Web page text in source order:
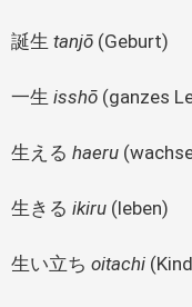
誕生 tanjō (Geburt)
一生 isshō (ganzes
生える haeru
生きる ikiru (leben)
生い立ち oitachi